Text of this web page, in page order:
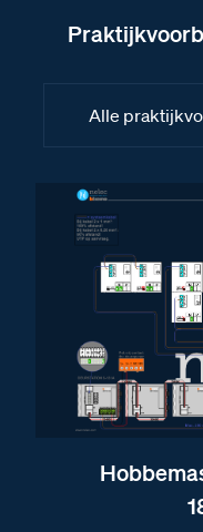
Fabrieksschema
Fabrieksschema
Fabrieksschema
Serie 140
Fabrieksschema
Fabrieksschema
Brochure over de
Brochure over de
Brochure over alle
Brochure over het
Alle